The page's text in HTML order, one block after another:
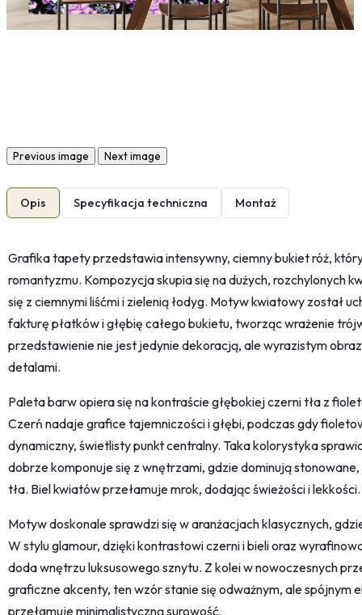
Previous image Next image
Opis Specyfikacja techniczna Montaż
Grafika tapety przedstawia intensywny, ciemny bukiet róż,
romantyzmu. Kompozycja skupia się na dużych, rozchylonych
się z ciemnymi liśćmi i zielenią łodyg. Motyw kwiatowy został
fakturę płatków i głębię całego bukietu, tworząc wrażenie
przedstawienie nie jest jedynie dekoracją, ale wyrazistym
detalami.
Paleta barw opiera się na kontraście głębokiej czerni tła z
Czerń nadaje grafice tajemniczości i głębi, podczas gdy
dynamiczny, świetlisty punkt centralny. Taka kolorystyka
dobrze komponuje się z wnętrzami, gdzie dominują
tła. Biel kwiatów przełamuje mrok, dodając świeżości i lekkości.
Motyw doskonale sprawdzi się w aranżacjach klasycznych,
W stylu glamour, dzięki kontrastowi czerni i bieli oraz
doda wnętrzu luksusowego sznytu. Z kolei w nowoczesnych
graficzne akcenty, ten wzór stanie się odważnym, ale spójnym
przełamuje minimalistyczną surowość.